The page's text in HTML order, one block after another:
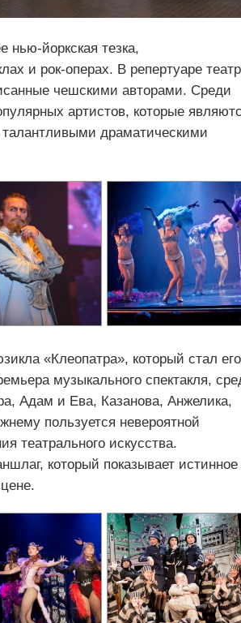
йоркская тезка,
и рок-операх. В репертуаре
чешскими авторами. Среди
артистов, которые
драматическими
«Клеопатра», который стал его
музыкального спектакля,
Адам и Ева, Казанова, Анжелика,
пользуется невероятной
театрального искусства.
который показывает истинное